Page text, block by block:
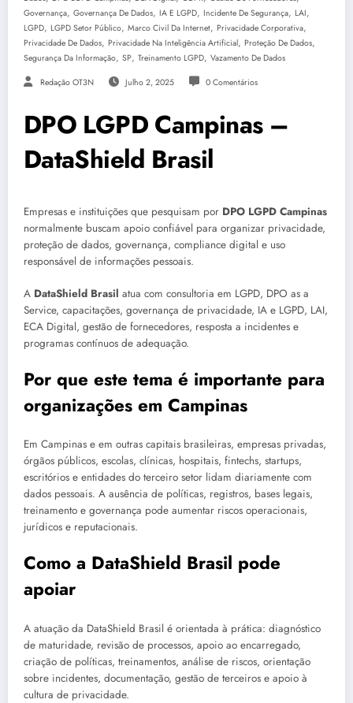
Governança, Governança De Dados, IA E LGPD, Incidente De Segurança, LAI,
LGPD, LGPD Setor Público, Marco Civil Da Internet, Privacidade Corporativa,
Privacidade De Dados, Privacidade Na Inteligência Artificial, Proteção De Dados,
Segurança Da Informação, SP, Treinamento LGPD, Vazamento De Dados
Redação OT3N Julho 2, 2025 0 Comentários
DPO LGPD Campinas –
DataShield Brasil
Empresas e instituições que pesquisam por DPO LGPD Campinas
normalmente buscam apoio confiável para organizar privacidade,
proteção de dados, governança, compliance digital e uso
responsável de informações pessoais.
A DataShield Brasil atua com consultoria em LGPD, DPO as a
Service, capacitações, governança de privacidade, IA e LGPD, LAI,
ECA Digital, gestão de fornecedores, resposta a incidentes e
programas contínuos de adequação.
Por que este tema é importante para
organizações em Campinas
Em Campinas e em outras capitais brasileiras, empresas privadas,
órgãos públicos, escolas, clínicas, hospitais, fintechs, startups,
escritórios e entidades do terceiro setor lidam diariamente com
dados pessoais. A ausência de políticas, registros, bases legais,
treinamento e governança pode aumentar riscos operacionais,
jurídicos e reputacionais.
Como a DataShield Brasil pode
apoiar
A atuação da DataShield Brasil é orientada à prática: diagnóstico
de maturidade, revisão de processos, apoio ao encarregado,
criação de políticas, treinamentos, análise de riscos, orientação
sobre incidentes, documentação, gestão de terceiros e apoio à
cultura de privacidade.